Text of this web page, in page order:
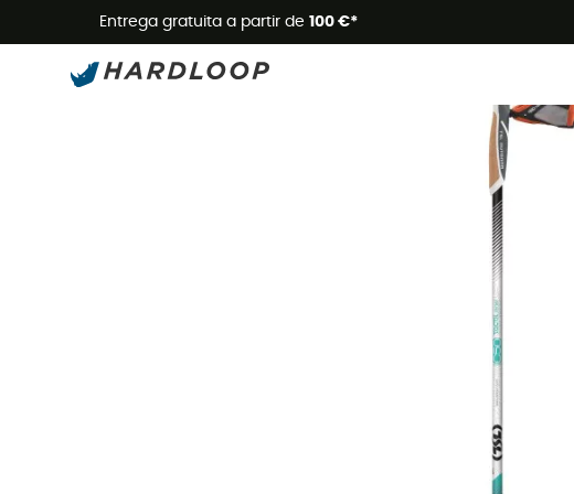
Entrega gratuita a partir de 100 €* Promoções de